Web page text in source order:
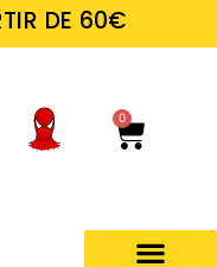
DE 60€
0